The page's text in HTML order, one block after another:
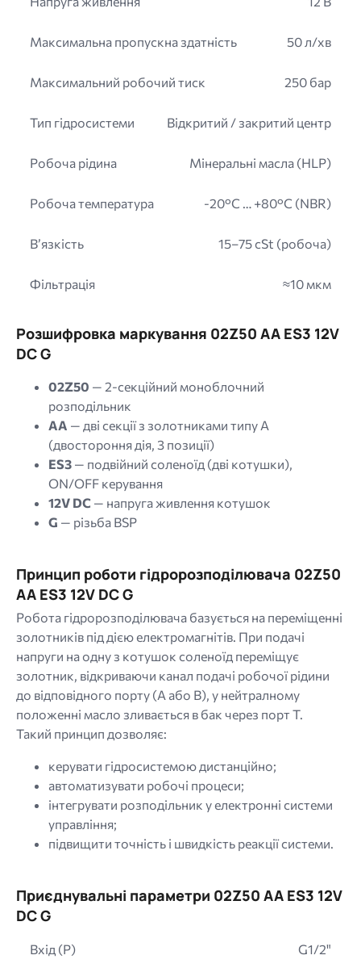
Максимальна пропускна здатність 50 л/хв
Максимальний робочий тиск 250 бар
Тип гідросистеми Відкритий / закритий центр
Робоча рідина Мінеральні масла (HLP)
Робоча температура -20°C … +80°C (NBR)
В’язкість 15–75 cSt (робоча)
Фільтрація ≈10 мкм
Розшифровка маркування 02Z50 AA ES3 12V
DC G
02Z50 — 2-секційний моноблочний
розподільник
AA — дві секції з золотниками типу A
(двостороння дія, 3 позиції)
ES3 — подвійний соленоїд (дві котушки),
ON/OFF керування
12V DC — напруга живлення котушок
G — різьба BSP
Принцип роботи гідророзподілювача 02Z50
AA ES3 12V DC G
Робота гідророзподілювача базується на переміщенні
золотників під дією електромагнітів. При подачі
напруги на одну з котушок соленоїд переміщує
золотник, відкриваючи канал подачі робочої рідини
до відповідного порту (A або B), у нейтралному
положенні масло зливається в бак через порт Т.
Такий принцип дозволяє:
керувати гідросистемою дистанційно;
автоматизувати робочі процеси;
інтегрувати розподільник у електронні системи
управління;
підвищити точність і швидкість реакції системи.
Приєднувальні параметри 02Z50 AA ES3 12V
DC G
Вхід (P) G1/2"